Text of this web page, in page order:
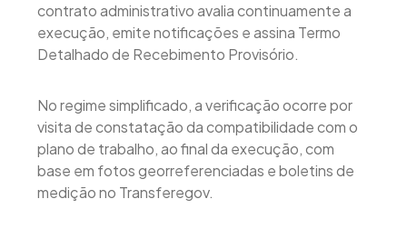
contrato administrativo avalia continuamente a
execução, emite notificações e assina Termo
Detalhado de Recebimento Provisório.
No regime simplificado, a verificação ocorre por
visita de constatação da compatibilidade com o
plano de trabalho, ao final da execução, com
base em fotos georreferenciadas e boletins de
medição no Transferegov.